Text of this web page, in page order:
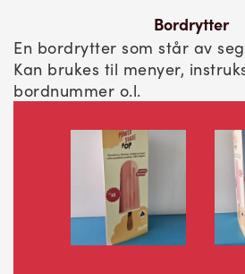
Bordrytter
En bordrytter som står av
Kan brukes til menyer,
bordnummer o.l.